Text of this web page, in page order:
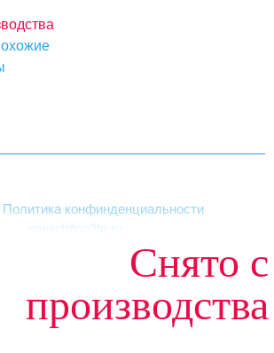
Снято с
производства
конфинденциальности
www.triton3tn.ru
Акриловые ванны
торговая марка.